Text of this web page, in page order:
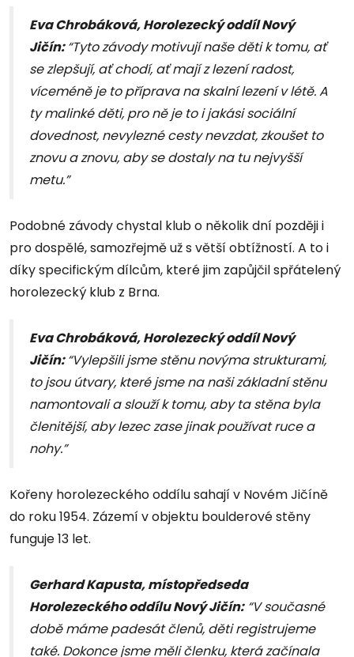
Eva Chrobáková, Horolezecký oddíl Nový
Jičín:“Tyto závody motivují naše děti k tomu, ať
se zlepšují, ať chodí, ať mají z lezení radost,
víceméně je to příprava na skalní lezení v létě. A
ty malinké děti, pro ně je to i jakási sociální
dovednost, nevylezné cesty nevzdat, zkoušet to
znovu a znovu, aby se dostaly na tu nejvyšší
metu.”
Podobné závody chystal klub o několik dní později i
pro dospělé, samozřejmě už s větší obtížností. A to i
díky specifickým dílcům, které jim zapůjčil spřátelený
horolezecký klub z Brna.
Eva Chrobáková, Horolezecký oddíl Nový
Jičín:“Vylepšili jsme stěnu novýma strukturami,
to jsou útvary, které jsme na naši základní stěnu
namontovali a slouží k tomu, aby ta stěna byla
členitější, aby lezec zase jinak používat ruce a
nohy.”
Kořeny horolezeckého oddílu sahají v Novém Jičíně
do roku 1954. Zázemí v objektu boulderové stěny
funguje 13 let.
Gerhard Kapusta, místopředseda
Horolezeckého oddílu Nový Jičín:“V současné
době máme padesát členů, děti registrujeme
také. Dokonce jsme měli členku, která začínala